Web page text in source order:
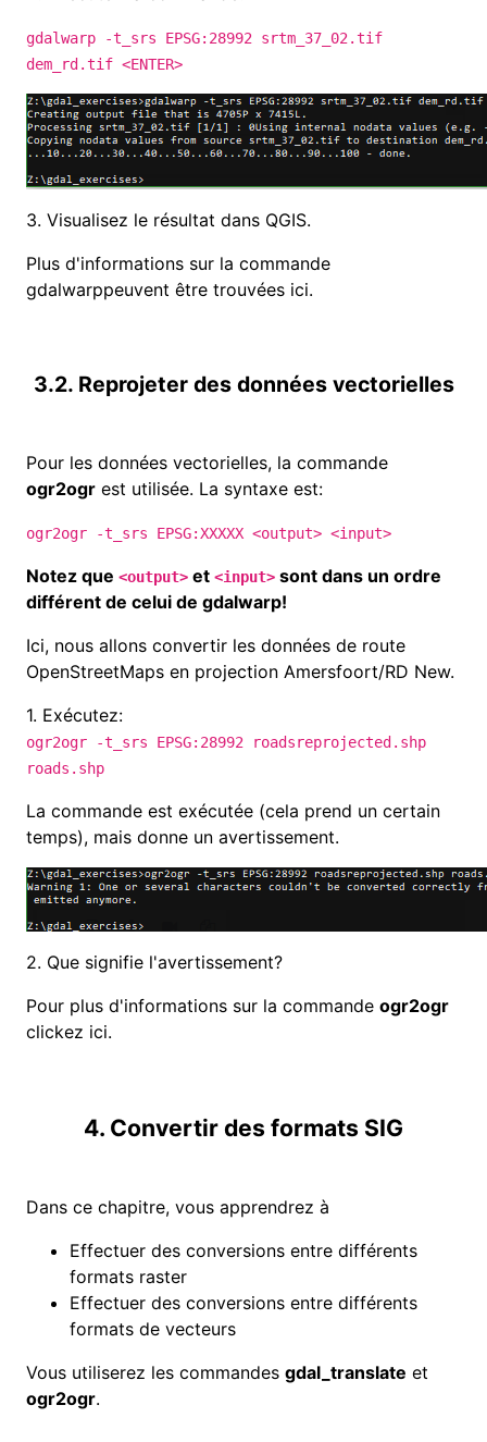
gdalwarp -t_srs EPSG:28992 srtm_37_02.tif
dem_rd.tif <ENTER>
3. Visualisez le résultat dans QGIS.
Plus d'informations sur la commande
gdalwarppeuvent être trouvées ici.
3.2. Reprojeter des données vectorielles
Pour les données vectorielles, la commande
ogr2ogr est utilisée. La syntaxe est:
ogr2ogr -t_srs EPSG:XXXXX <output> <input>
Notez que <output> et <input> sont dans un ordre
différent de celui de gdalwarp!
Ici, nous allons convertir les données de route
OpenStreetMaps en projection Amersfoort/RD New.
1. Exécutez:
ogr2ogr -t_srs EPSG:28992 roadsreprojected.shp
roads.shp
La commande est exécutée (cela prend un certain
temps), mais donne un avertissement.
2. Que signifie l'avertissement?
Pour plus d'informations sur la commande ogr2ogr
clickez ici.
4. Convertir des formats SIG
Dans ce chapitre, vous apprendrez à
Effectuer des conversions entre différents
formats raster
Effectuer des conversions entre différents
formats de vecteurs
Vous utiliserez les commandes gdal_translate et
ogr2ogr.